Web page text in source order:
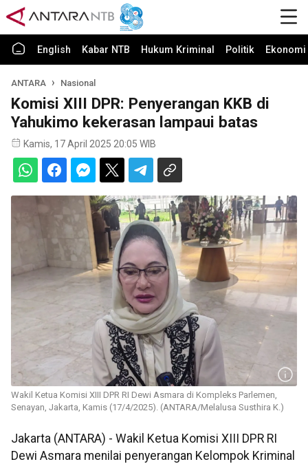
English Kabar NTB Hukum Kriminal Politik
ANTARA Nasional
Komisi XIII DPR: Penyerangan KKB di
Yahukimo kekerasan lampaui batas
Kamis, 17 April 2025 20:05 WIB
Wakil Ketua Komisi XIII DPR RI Dewi Asmara di Kompleks Parlemen,
Senayan, Jakarta, Kamis (17/4/2025). (ANTARA/Melalusa Susthira K.)
Jakarta (ANTARA) - Wakil Ketua Komisi XIII DPR RI
Dewi Asmara menilai penyerangan Kelompok Kriminal